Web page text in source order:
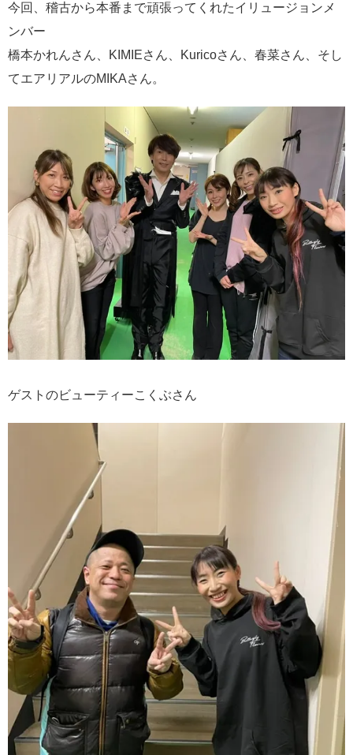
今回、稽古から本番まで頑張ってくれたイリュージョンメ
ンバー
橋本かれんさん、KIMIEさん、Kuricoさん、春菜さん、そし
てエアリアルのMIKAさん。
ゲストのビューティーこくぶさん